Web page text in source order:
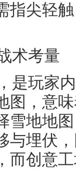
指尖轻
术考量
是玩家
图，意
雪地地
与埋伏
而创意